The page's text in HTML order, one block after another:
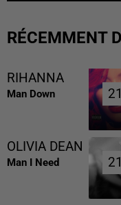
RÉCEMMENT
RIHANNA
Man Down
OLIVIA DEAN
Man I Need